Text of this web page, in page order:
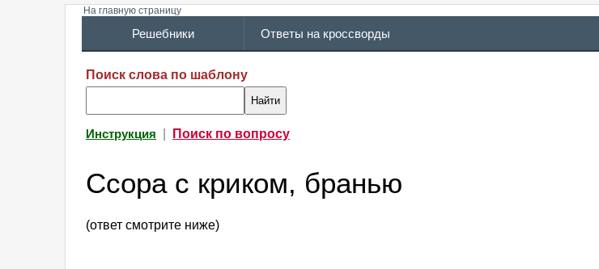
На главную страницу
Решебники Ответы на кроссворды
Поиск слова по шаблону
Инструкция Поиск по вопросу
Ссора с криком, бранью
(ответ смотрите ниже)